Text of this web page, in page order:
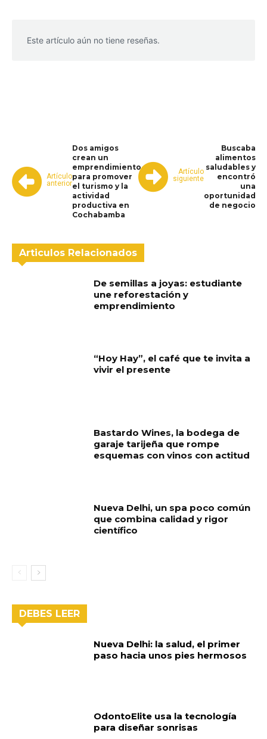
Este artículo aún no tiene reseñas.
Artículo
anterior
Dos amigos
crean un
emprendimiento
para promover
el turismo y la
actividad
productiva en
Cochabamba
Artículo
siguiente
Buscaba
alimentos
saludables y
encontró
una
oportunidad
de negocio
Articulos Relacionados
De semillas a joyas: estudiante
une reforestación y
emprendimiento
“Hoy Hay”, el café que te invita a
vivir el presente
Bastardo Wines, la bodega de
garaje tarijeña que rompe
esquemas con vinos con actitud
Nueva Delhi, un spa poco común
que combina calidad y rigor
científico
DEBES LEER
Nueva Delhi: la salud, el primer
paso hacia unos pies hermosos
OdontoElite usa la tecnología
para diseñar sonrisas